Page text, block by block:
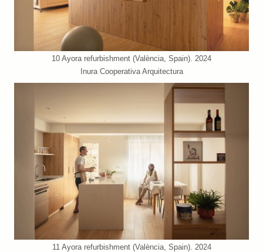
10 Ayora refurbishment (València, Spain). 2024
Inura Cooperativa Arquitectura
11 Ayora refurbishment (València, Spain). 2024